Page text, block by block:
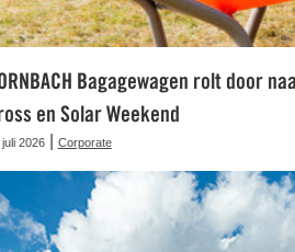
Bagagewagen rolt door
en Solar Weekend
2026| Corporate